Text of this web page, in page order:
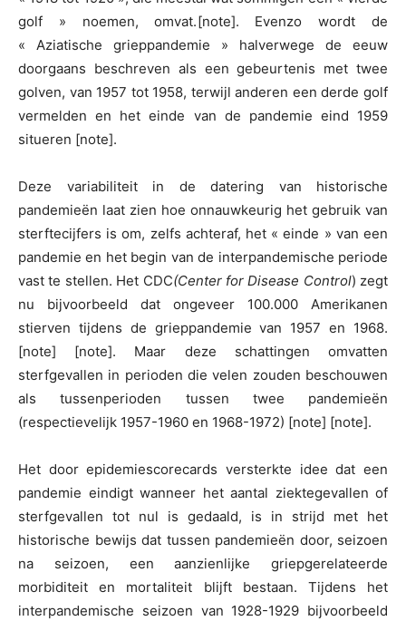
golf » noemen, omvat.[note]. Evenzo wordt de
« Aziatische grieppandemie » halverwege de eeuw
doorgaans beschreven als een gebeurtenis met twee
golven, van 1957 tot 1958, terwijl anderen een derde golf
vermelden en het einde van de pandemie eind 1959
situeren [note].
Deze variabiliteit in de datering van historische
pandemieën laat zien hoe onnauwkeurig het gebruik van
sterftecijfers is om, zelfs achteraf, het « einde » van een
pandemie en het begin van de interpandemische periode
vast te stellen. Het CDC(Center for Disease Control) zegt
nu bijvoorbeeld dat ongeveer 100.000 Amerikanen
stierven tijdens de grieppandemie van 1957 en 1968.
[note] [note]. Maar deze schattingen omvatten
sterfgevallen in perioden die velen zouden beschouwen
als tussenperioden tussen twee pandemieën
(respectievelijk 1957-1960 en 1968-1972) [note] [note].
Het door epidemiescorecards versterkte idee dat een
pandemie eindigt wanneer het aantal ziektegevallen of
sterfgevallen tot nul is gedaald, is in strijd met het
historische bewijs dat tussen pandemieën door, seizoen
na seizoen, een aanzienlijke griepgerelateerde
morbiditeit en mortaliteit blijft bestaan. Tijdens het
interpandemische seizoen van 1928-1929 bijvoorbeeld